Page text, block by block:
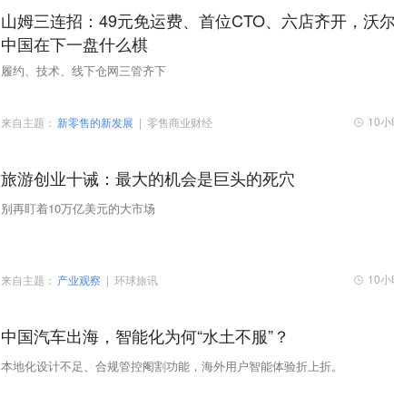
山姆三连招：49元免运费、首位CTO、六店齐开，沃
中国在下一盘什么棋
履约、技术、线下仓网三管齐下
来自主题： 新零售的新发展 | 零售商业财经 10
旅游创业十诫：最大的机会是巨头的死穴
别再盯着10万亿美元的大市场
来自主题： 产业观察 | 环球旅讯 10
中国汽车出海，智能化为何“水土不服”？
本地化设计不足、合规管控阉割功能，海外用户智能体验折上折。